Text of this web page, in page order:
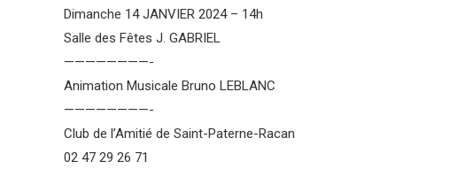
Dimanche 14 JANVIER 2024 – 14h
Salle des Fêtes J. GABRIEL
————————-
Animation Musicale Bruno LEBLANC
————————-
Club de l’Amitié de Saint-Paterne-Racan
02 47 29 26 71